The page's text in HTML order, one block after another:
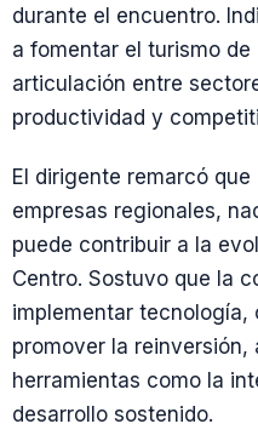
durante el encuentro.
a fomentar el turismo
articulación entre
productividad y
El dirigente remarcó
empresas regionales,
puede contribuir a la
Centro. Sostuvo que la
implementar tecnología,
promover la reinversión,
herramientas como la
desarrollo sostenido.